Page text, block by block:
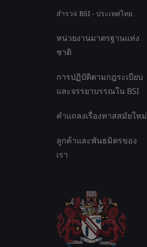
สำรวจ BSI - ประเทศไทย
หน่วยงานมาตรฐานแห่ง
ชาติ
การปฏิบัติตามกฎระเบียบ
และจรรยาบรรณใน BSI
คำแถลงเรื่องทาสสมัยใหม่
ลูกค้าและพันธมิตรของ
เรา